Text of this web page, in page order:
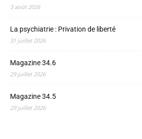
3 août 2026
La psychiatrie : Privation de liberté
31 juillet 2026
Magazine 34.6
29 juillet 2026
Magazine 34.5
29 juillet 2026